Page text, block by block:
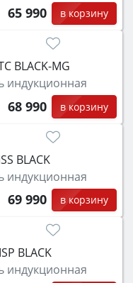
65 990 в корзину
BLACK-MG
индукционная
68 990 в корзину
BLACK
индукционная
69 990 в корзину
BLACK
индукционная